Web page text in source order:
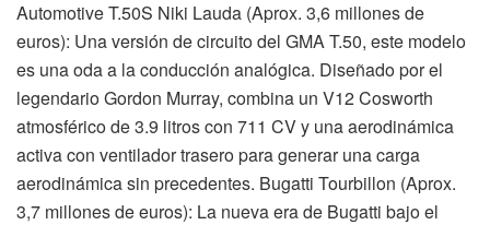
Automotive T.50S Niki Lauda (Aprox. 3,6 millones de
euros): Una versión de circuito del GMA T.50, este modelo
es una oda a la conducción analógica. Diseñado por el
legendario Gordon Murray, combina un V12 Cosworth
atmosférico de 3.9 litros con 711 CV y una aerodinámica
activa con ventilador trasero para generar una carga
aerodinámica sin precedentes. Bugatti Tourbillon (Aprox.
3,7 millones de euros): La nueva era de Bugatti bajo el